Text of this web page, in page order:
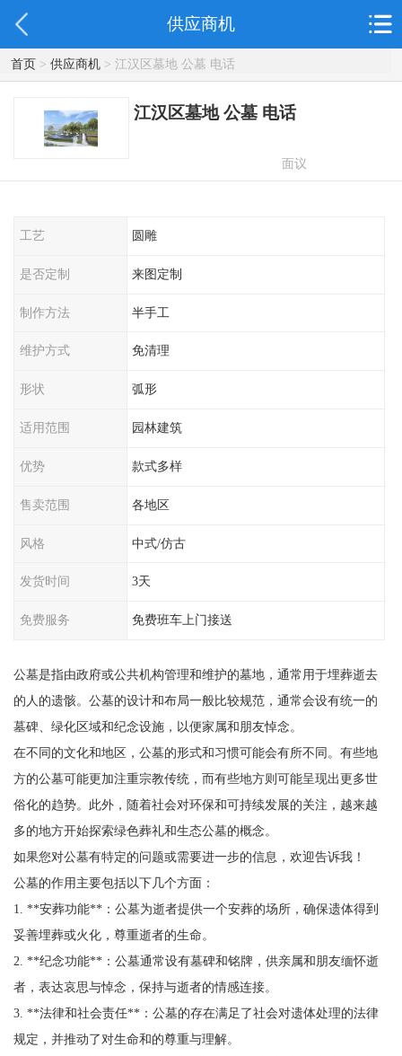
供应商机
首页> 供应商机> 江汉区墓地 公墓 电话
江汉区墓地 公墓 电话
面议
工艺 圆雕
是否定制 来图定制
制作方法 半手工
维护方式 免清理
形状 弧形
适用范围 园林建筑
优势 款式多样
售卖范围 各地区
风格 中式/仿古
发货时间 3天
免费服务 免费班车上门接送
公墓是指由政府或公共机构管理和维护的墓地，通常用于埋葬逝去
的人的遗骸。公墓的设计和布局一般比较规范，通常会设有统一的
墓碑、绿化区域和纪念设施，以便家属和朋友悼念。
在不同的文化和地区，公墓的形式和习惯可能会有所不同。有些地
方的公墓可能更加注重宗教传统，而有些地方则可能呈现出更多世
俗化的趋势。此外，随着社会对环保和可持续发展的关注，越来越
多的地方开始探索绿色葬礼和生态公墓的概念。
如果您对公墓有特定的问题或需要进一步的信息，欢迎告诉我！
公墓的作用主要包括以下几个方面：
1. **安葬功能**：公墓为逝者提供一个安葬的场所，确保遗体得到
妥善埋葬或火化，尊重逝者的生命。
2. **纪念功能**：公墓通常设有墓碑和铭牌，供亲属和朋友缅怀逝
者，表达哀思与悼念，保持与逝者的情感连接。
3. **法律和社会责任**：公墓的存在满足了社会对遗体处理的法律
规定，并推动了对生命和的尊重与理解。